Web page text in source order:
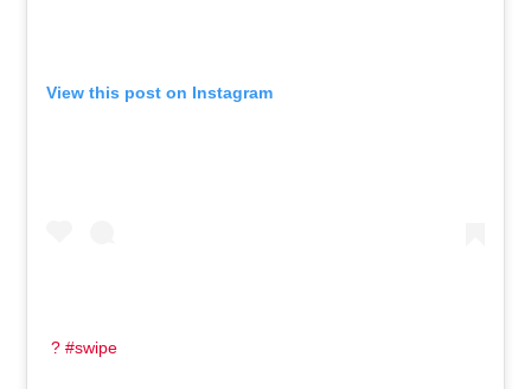
View this post on Instagram
? #swipe